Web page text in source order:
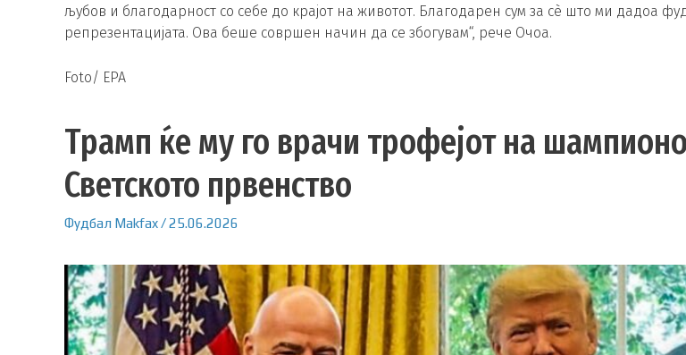
љубов и благодарност со себе до крајот на животот. Благодарен сум за сè што ми дадоа
репрезентацијата. Ова беше совршен начин да се збогувам“, рече Очоа.
Foto/ EPA
Трамп ќе му го врачи трофејот на
Светското првенство
Фудбал Makfax/25.06.2026